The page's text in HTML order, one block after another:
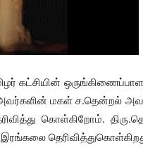
கட்சியின்
அவர்களின் மகள் ச.தென்றல்
கொள்கிறோம்.